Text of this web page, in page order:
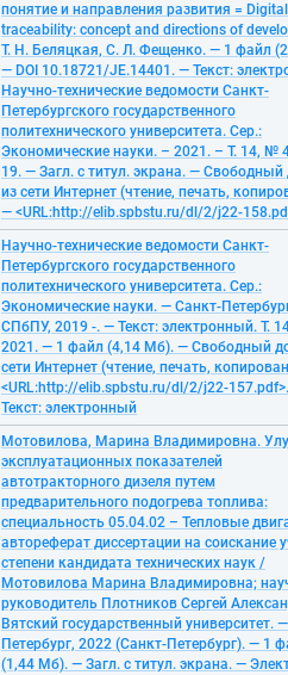
понятие и направления развития = Digital
traceability: concept and directions of
Т. Н. Беляцкая, С. Л. Фещенко. — 1 файл
— DOI 10.18721/JE.14401. — Текст:
Научно-технические ведомости Санкт-
Петербургского государственного
политехнического университета. Сер.:
Экономические науки. – 2021. – Т. 14, №
19. — Загл. с титул. экрана. — Свободный
из сети Интернет (чтение, печать,
— <URL:http://elib.spbstu.ru/dl/2/j22-
Научно-технические ведомости Санкт-
Петербургского государственного
политехнического университета. Сер.:
Экономические науки. — Санкт-
СПбПУ, 2019 -. — Текст: электронный. Т.
2021. — 1 файл (4,14 Мб). — Свободный
сети Интернет (чтение, печать,
<URL:http://elib.spbstu.ru/dl/2/j22-
Текст: электронный
Мотовилова, Марина Владимировна.
эксплуатационных показателей
автотракторного дизеля путем
предварительного подогрева топлива:
специальность 05.04.02 – Тепловые
автореферат диссертации на соискание
степени кандидата технических наук /
Мотовилова Марина Владимировна;
руководитель Плотников Сергей
Вятский государственный университет.
Петербург, 2022 (Санкт-Петербург). — 1
(1,44 Мб). — Загл. с титул. экрана. —